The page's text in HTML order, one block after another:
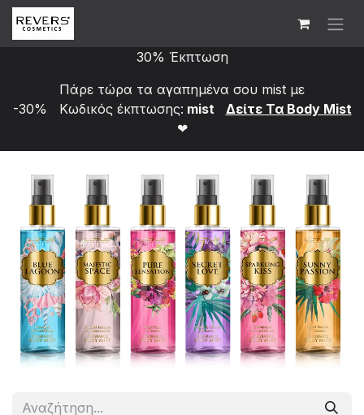
Skip to Content
30% Έκπτωση
Πάρε τώρα τα αγαπημένα σου mist με
-30% Κωδικός έκπτωσης: mist
Δείτε Τα Bod​y Mist
❤